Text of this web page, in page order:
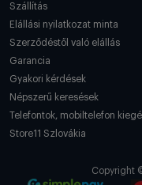
Szállítás
Elállási nyilatkozat minta
Szerződéstől való elállás
Garancia
Gyakori kérdések
Népszerű keresések
Telefontok, mobiltelefon
Store11 Szlovákia
Copyright